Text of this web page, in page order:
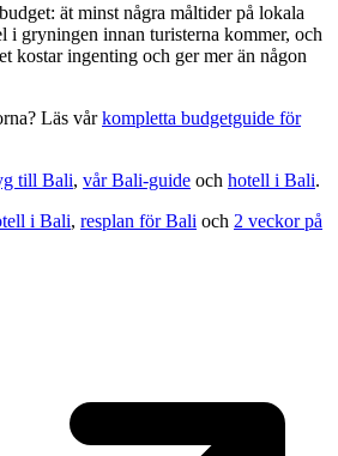
ät minst några måltider på lokala
i gryningen innan turisterna kommer, och
kostar ingenting och ger mer än någon
Läs vårkompletta budgetguide för
till Bali, vår Bali-guide och hotell i Bali.
i Bali, resplan för Bali och 2 veckor på